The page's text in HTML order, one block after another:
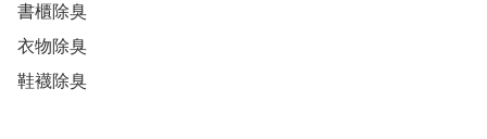
書櫃除臭
衣物除臭
鞋襪除臭